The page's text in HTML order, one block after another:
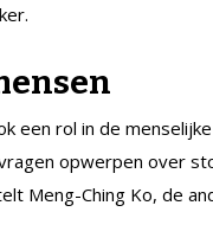
een rol in de
opwerpen over
Meng-Ching Ko, de